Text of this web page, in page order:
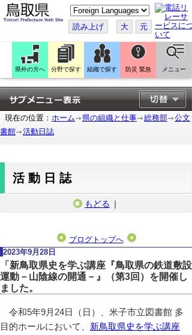
こ
の
ペ
ー
ジ
翻
訳
す
る
読み上げ 大 元
県外の方へ 分野で探す 組織で探す 防災 緊急 メニュー
現在の位置： ホーム 県の組織と仕事 総務部
公文
書館
活動日誌
活動日誌
もどる ｜
ブログトップへ
2023年9月28日
「新鳥取県史を学ぶ講座『鳥取県の鉄道敷設
運動－山陰線の開通－』（第3回）を開催し
ました。
令和5年9月24日（日）、米子市立図書館 多
目的ホールにおいて、 新鳥取県史を学ぶ講座